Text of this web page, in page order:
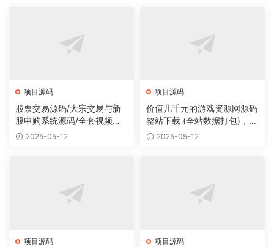
项目源码
股票交易源码/大宗交易与新
股申购系统源码/全套视频教
程 2025-05-12
项目源码
价值几千元的游戏资源网源码
整站下载 (全站数据打包)，数
据里面有200多个宝贝。
2025-05-12
项目源码 项目源码